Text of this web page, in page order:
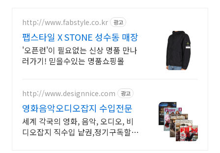
http://www.fabstyle.co.kr 광고
팹스타일 X STONE 성수동 매장
'오픈런'이 필요없는 신상 명품 만나
러가기! 믿을수있는 명품쇼핑몰
http://www.designnice.com 광고
영화음악오디오잡지 수입전문
세계 각국의 영화, 음악, 오디오, 비
디오잡지 직수입 낱권,정기구독할